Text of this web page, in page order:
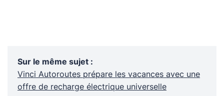
Sur le même sujet :
Vinci Autoroutes prépare les vacances avec une
offre de recharge électrique universelle